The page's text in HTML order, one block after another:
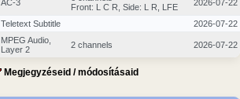
AC-3
Front: L C R, Side: L R, LFE
2026-07-22
Teletext Subtitle 2026-07-22
MPEG Audio,
Layer 2
2 channels 2026-07-22
Megjegyzéseid / módosításaid